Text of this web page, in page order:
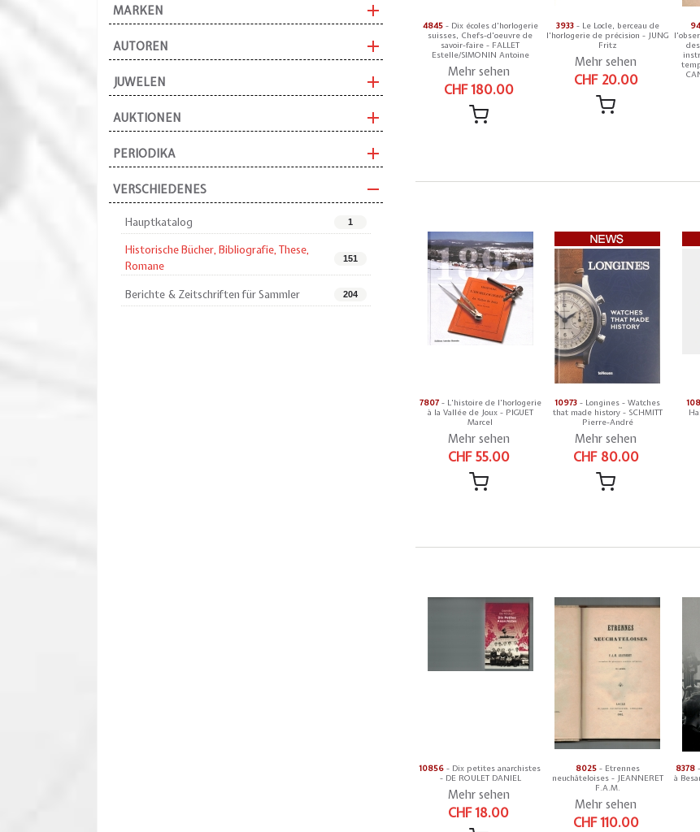
MARKEN
AUTOREN
JUWELEN
AUKTIONEN
PERIODIKA
VERSCHIEDENES
Hauptkatalog 1
Historische Bücher, Bibliografie, These,
Romane
151
Berichte & Zeitschriften für Sammler 204
4845- Dix écoles d'horlogerie
suisses, Chefs-d'oeuvre de
savoir-faire - FALLET
Estelle/SIMONIN Antoine
Mehr sehen
CHF 180.00
3933- Le Locle, berceau de
l'horlogerie de précision - JUNG
Fritz
Mehr sehen
CHF 20.00
7807- L'histoire de l'horlogerie
à la Vallée de Joux - PIGUET
Marcel
Mehr sehen
CHF 55.00
10973- Longines - Watches
that made history - SCHMITT
Pierre-André
Mehr sehen
CHF 80.00
10856 - Dix petites anarchistes
- DE ROULET DANIEL
Mehr sehen
CHF 18.00
8025- Etrennes
neuchâteloises - JEANNERET
F.A.M.
Mehr sehen
CHF 110.00
8378-
à